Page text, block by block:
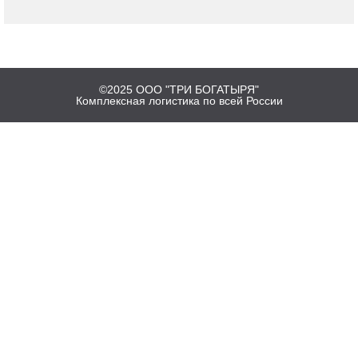
©2025 ООО "ТРИ БОГАТЫРЯ"
Комплексная логистика по всей России